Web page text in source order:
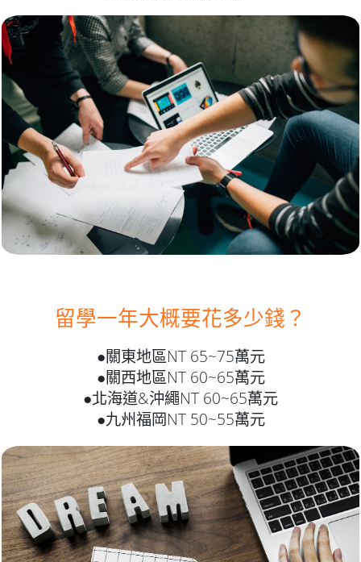
留學一年大概要花多少錢？
●關東地區NT 65~75萬元
●關西地區NT 60~65萬元
●北海道&沖繩NT 60~65萬元
●九州福岡NT 50~55萬元